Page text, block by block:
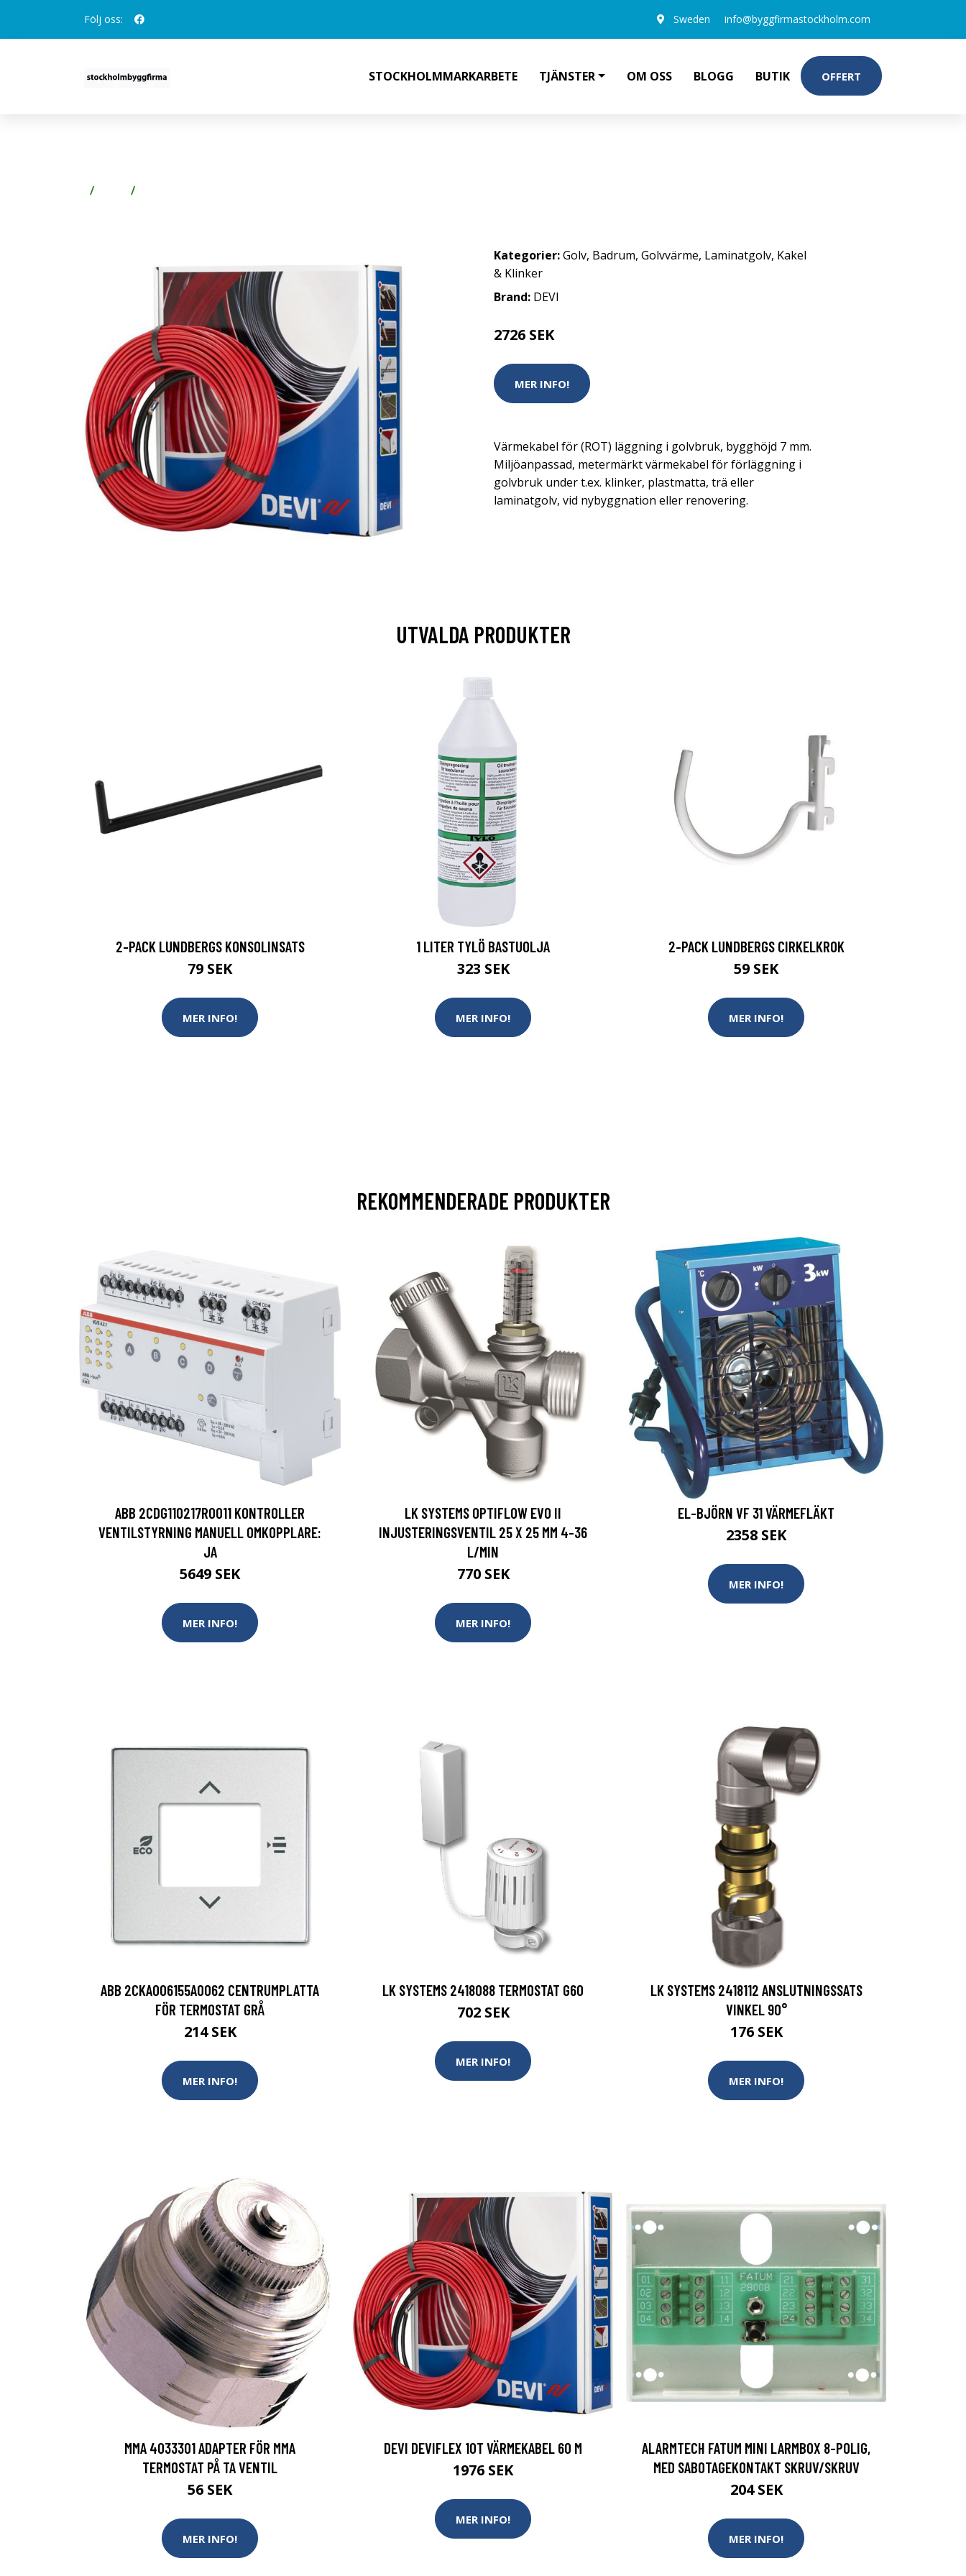
Följ oss: Sweden info@byggfirmastockholm.com
STOCKHOLMMARKARBETE TJÄNSTER OM OSS BLOGG BUTIK OFFERT
Kategorier:Golv, Badrum, Golvvärme, Laminatgolv, Kakel
& Klinker
Brand: DEVI
2726 SEK
MER INFO!
Värmekabel för (ROT) läggning i golvbruk, bygghöjd 7 mm.
Miljöanpassad, metermärkt värmekabel för förläggning i
golvbruk under t.ex. klinker, plastmatta, trä eller
laminatgolv, vid nybyggnation eller renovering.
UTVALDA PRODUKTER
2-PACK LUNDBERGS KONSOLINSATS
79 SEK
MER INFO!
1 LITER TYLÖ BASTUOLJA
323 SEK
MER INFO!
2-PACK LUNDBERGS CIRKELKROK
59 SEK
MER INFO!
REKOMMENDERADE PRODUKTER
ABB 2CDG110217R0011 KONTROLLER
VENTILSTYRNING MANUELL OMKOPPLARE:
JA
5649 SEK
MER INFO!
LK SYSTEMS OPTIFLOW EVO II
INJUSTERINGSVENTIL 25 X 25 MM 4-36
L/MIN
770 SEK
MER INFO!
EL-BJÖRN VF 31 VÄRMEFLÄKT
2358 SEK
MER INFO!
ABB 2CKA006155A0062 CENTRUMPLATTA
FÖR TERMOSTAT GRÅ
214 SEK
MER INFO!
LK SYSTEMS 2418088 TERMOSTAT G60
702 SEK
MER INFO!
LK SYSTEMS 2418112 ANSLUTNINGSSATS
VINKEL 90°
176 SEK
MER INFO!
MMA 4033301 ADAPTER FÖR MMA
TERMOSTAT PÅ TA VENTIL
56 SEK
MER INFO!
DEVI DEVIFLEX 10T VÄRMEKABEL 60 M
1976 SEK
MER INFO!
ALARMTECH FATUM MINI LARMBOX 8-POLIG,
MED SABOTAGEKONTAKT SKRUV/SKRUV
204 SEK
MER INFO!